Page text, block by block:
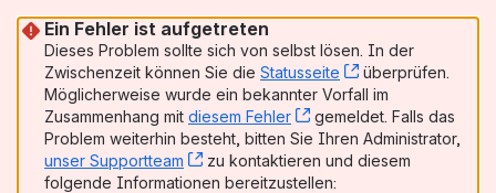
Ein Fehler ist aufgetreten
Dieses Problem sollte sich von selbst lösen. In der
Zwischenzeit können Sie die Statusseite , (opens new
überprüfen.
Möglicherweise wurde ein bekannter Vorfall im
Zusammenhang mit diesem Fehler , (opens new window)
gemeldet. Falls das
Problem weiterhin besteht, bitten Sie Ihren Administrator,
unser Supportteam
, (opens new window)
zu kontaktieren und diesem
folgende Informationen bereitzustellen: